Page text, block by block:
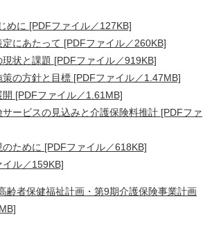
に [PDFファイル／127KB]
にあたって [PDFファイル／260KB]
状と課題 [PDFファイル／919KB]
の方針と目標 [PDFファイル／1.47MB]
[PDFファイル／1.61MB]
ービスの見込みと介護保険料推計 [PDFファ
ために [PDFファイル／618KB]
ル／159KB]
者保健福祉計画・第9期介護保険事業計画